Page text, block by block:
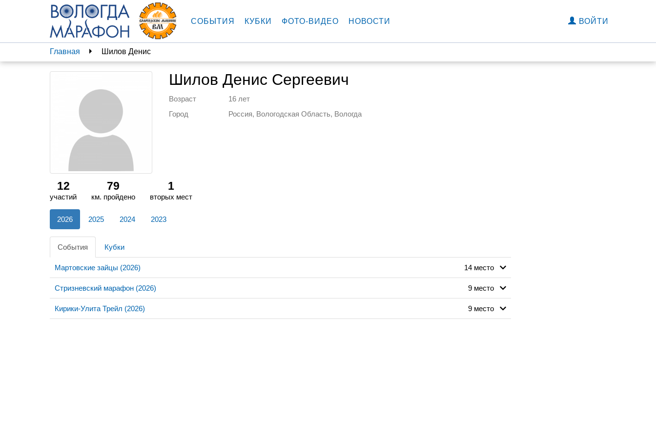
СОБЫТИЯ КУБКИ ФОТО-ВИДЕО НОВОСТИ ВОЙТИ
Главная Шилов Денис
Шилов Денис Сергеевич
Возраст
16 лет
Город
Россия, Вологодская Область, Вологда
12
участий
79
км. пройдено
1
вторых мест
2026 2025 2024 2023
События Кубки
Мартовские зайцы (2026) 14 место
Стризневский марафон (2026) 9 место
Кирики-Улита Трейл (2026) 9 место